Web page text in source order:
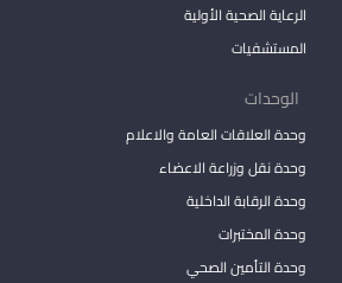
الرعاية الصحية الأولية
المستشفيات
الوحدات
وحدة العلاقات العامة والاعلام
وحدة نقل وزراعة الاعضاء
وحدة الرقابة الداخلية
وحدة المختبرات
وحدة التأمين الصحي